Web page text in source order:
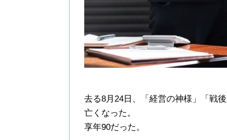
去る8月24日、「経営の神様」「戦
亡くなった。
享年90だった。